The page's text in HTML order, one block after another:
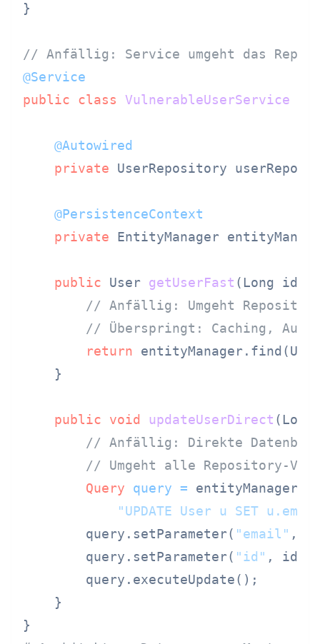
}
// Anfällig: Service umgeht das
@Service
public
class VulnerableUserService
@Autowired
private UserRepository
@PersistenceContext
private EntityManager
public User getUserFast (Long id)
// Anfällig: Umgeht
// Überspringt: Caching,
return
    }
public void updateUserDirect
// Anfällig: Direkte
// Umgeht alle Repository-
Query
query =
"UPDATE User u SET
        query.setParameter(
"email" ,
        query.setParameter(
"id" , id);
        query.executeUpdate();
    }